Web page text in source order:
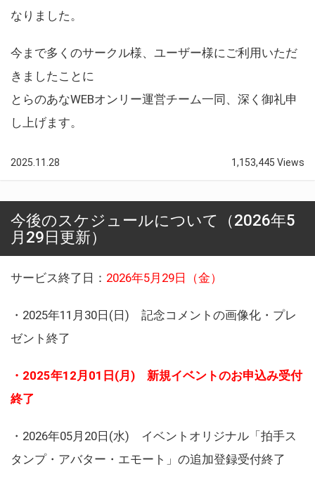
なりました。
今まで多くのサークル様、ユーザー様にご利用いただ
きましたことに
とらのあなWEBオンリー運営チーム一同、深く御礼申
し上げます。
2025.11.28 1,153,445 Views
今後のスケジュールについて（2026年5
月29日更新）
サービス終了日： 2026年5月29日（金）
・2025年11月30日(日) 記念コメントの画像化・プレ
ゼント終了
・2025年12月01日(月) 新規イベントのお申込み受付
終了
・2026年05月20日(水) イベントオリジナル「拍手ス
タンプ・アバター・エモート」の追加登録受付終了